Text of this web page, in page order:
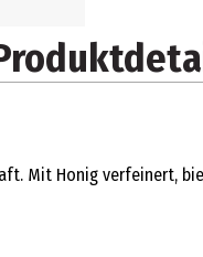
Mit Honig verfeinert,